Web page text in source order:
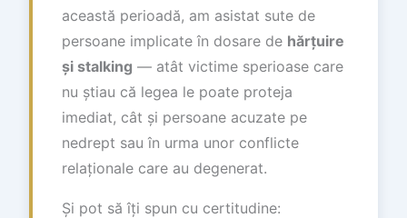
această perioadă, am asistat sute de
persoane implicate în dosare de hărțuire
și stalking — atât victime sperioase care
nu știau că legea le poate proteja
imediat, cât și persoane acuzate pe
nedrept sau în urma unor conflicte
relaționale care au degenerat.
Și pot să îți spun cu certitudine: